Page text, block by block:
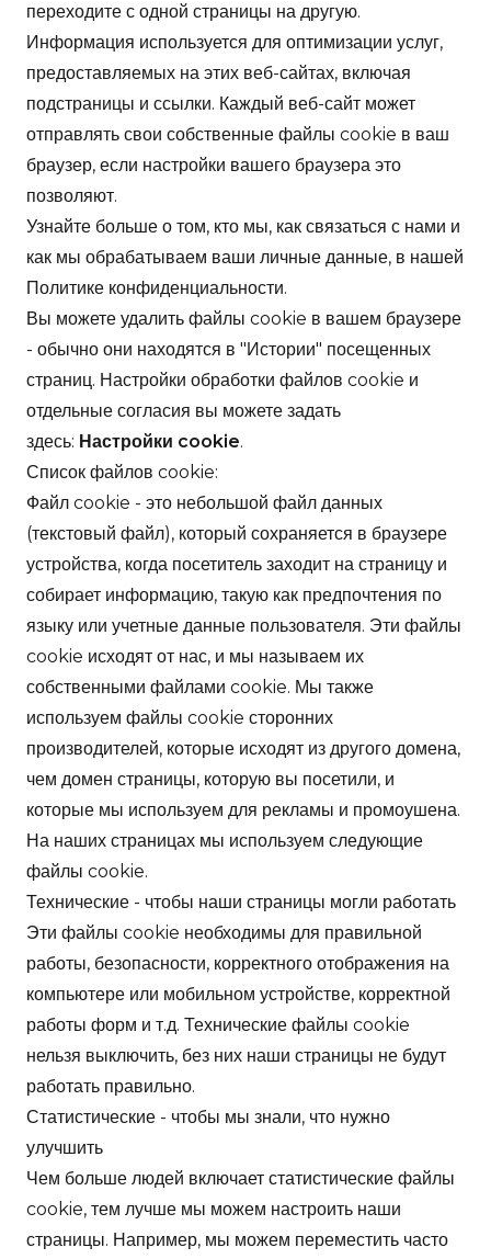
переходите с одной страницы на другую.
Информация используется для оптимизации услуг,
предоставляемых на этих веб-сайтах, включая
подстраницы и ссылки. Каждый веб-сайт может
отправлять свои собственные файлы cookie в ваш
браузер, если настройки вашего браузера это
позволяют.
Узнайте больше о том, кто мы, как связаться с нами и
как мы обрабатываем ваши личные данные, в нашей
Политике конфиденциальности.
Вы можете удалить файлы cookie в вашем браузере
- обычно они находятся в "Истории" посещенных
страниц. Настройки обработки файлов cookie и
отдельные согласия вы можете задать
здесь: Настройки cookie.
Список файлов cookie:
Файл cookie - это небольшой файл данных
(текстовый файл), который сохраняется в браузере
устройства, когда посетитель заходит на страницу и
собирает информацию, такую как предпочтения по
языку или учетные данные пользователя. Эти файлы
cookie исходят от нас, и мы называем их
собственными файлами cookie. Мы также
используем файлы cookie сторонних
производителей, которые исходят из другого домена,
чем домен страницы, которую вы посетили, и
которые мы используем для рекламы и промоушена.
На наших страницах мы используем следующие
файлы cookie.
Технические - чтобы наши страницы могли работать
Эти файлы cookie необходимы для правильной
работы, безопасности, корректного отображения на
компьютере или мобильном устройстве, корректной
работы форм и т.д. Технические файлы cookie
нельзя выключить, без них наши страницы не будут
работать правильно.
Статистические - чтобы мы знали, что нужно
улучшить
Чем больше людей включает статистические файлы
cookie, тем лучше мы можем настроить наши
страницы. Например, мы можем переместить часто